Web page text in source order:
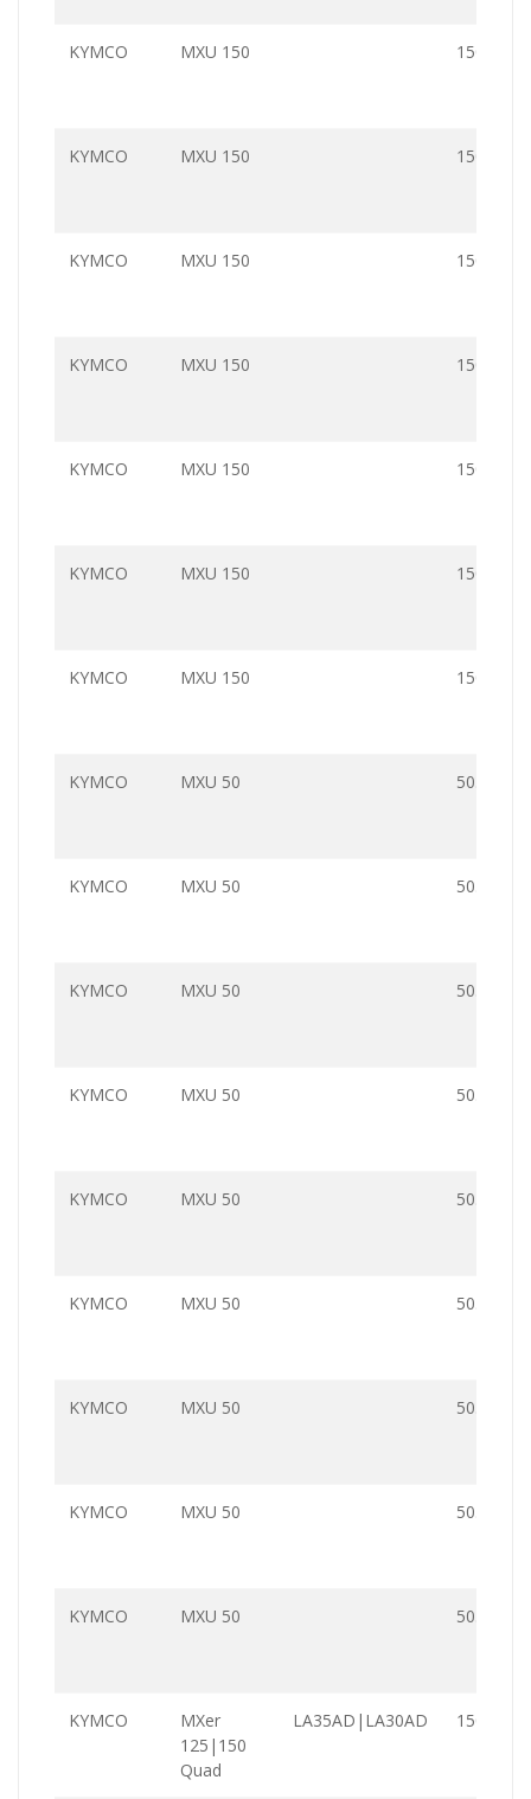
KYMCO MXU 150 150.0
KYMCO MXU 150 150.0
KYMCO MXU 150 150.0
KYMCO MXU 150 150.0
KYMCO MXU 150 150.0
KYMCO MXU 150 150.0
KYMCO MXU 150 150.0
KYMCO MXU 50 50.0
KYMCO MXU 50 50.0
KYMCO MXU 50 50.0
KYMCO MXU 50 50.0
KYMCO MXU 50 50.0
KYMCO MXU 50 50.0
KYMCO MXU 50 50.0
KYMCO MXU 50 50.0
KYMCO MXU 50 50.0
KYMCO
MXer
125|150
Quad
LA35AD|LA30AD 150.0